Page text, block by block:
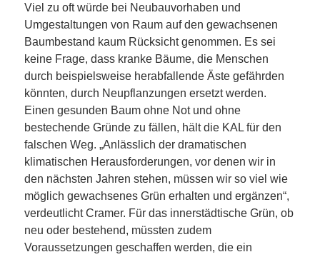
Viel zu oft würde bei Neubauvorhaben und
Umgestaltungen von Raum auf den gewachsenen
Baumbestand kaum Rücksicht genommen. Es sei
keine Frage, dass kranke Bäume, die Menschen
durch beispielsweise herabfallende Äste gefährden
könnten, durch Neupflanzungen ersetzt werden.
Einen gesunden Baum ohne Not und ohne
bestechende Gründe zu fällen, hält die KAL für den
falschen Weg. „Anlässlich der dramatischen
klimatischen Herausforderungen, vor denen wir in
den nächsten Jahren stehen, müssen wir so viel wie
möglich gewachsenes Grün erhalten und ergänzen“,
verdeutlicht Cramer. Für das innerstädtische Grün, ob
neu oder bestehend, müssten zudem
Voraussetzungen geschaffen werden, die ein